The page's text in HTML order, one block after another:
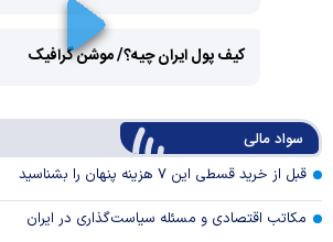
Video
کیف پول ایران چیه؟/ موشن گرافیک
سواد مالی
قبل از خرید قسطی این ۷ هزینه پنهان را بشناسید
مکاتب اقتصادی و مسئله سیاست‌گذاری در ایران